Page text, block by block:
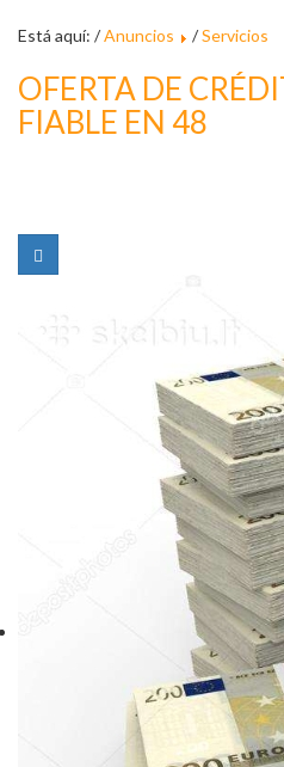
Está aquí: /Anuncios /Servicios
OFERTA DE
FIABLE EN 48